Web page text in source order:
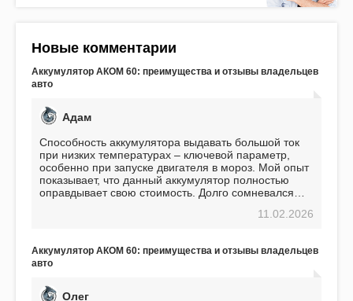
Новые комментарии
Аккумулятор АКОМ 60: преимущества и отзывы владельцев
авто
Адам
Способность аккумулятора выдавать большой ток
при низких температурах – ключевой параметр,
особенно при запуске двигателя в мороз. Мой опыт
показывает, что данный аккумулятор полностью
оправдывает свою стоимость. Долго сомневался
пожалел. Считаю, что это отличное вложение,11.02.2026
Аккумулятор АКОМ 60: преимущества и отзывы владельцев
авто
Олег